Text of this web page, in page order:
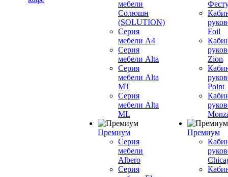
мебели
Солюшн
(SOLUTION)
Серия
мебели A4
Серия
мебели Alta
Серия
мебели Alta
MT
Серия
мебели Alta
ML
Премиум
Серия
мебели
Albero
Серия
Foil
Zion
Point
Премиум